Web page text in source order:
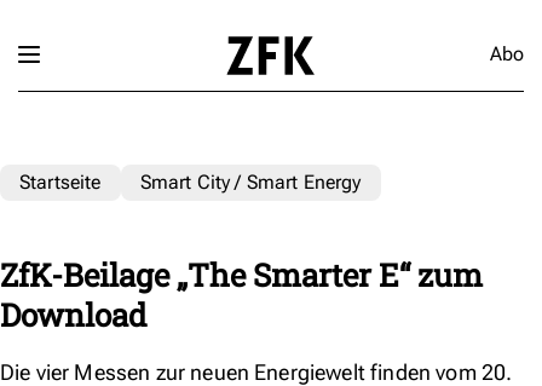
Abo
Startseite Smart City / Smart Energy
ZfK-Beilage „The Smarter E“ zum
Download
Die vier Messen zur neuen Energiewelt finden vom 20.